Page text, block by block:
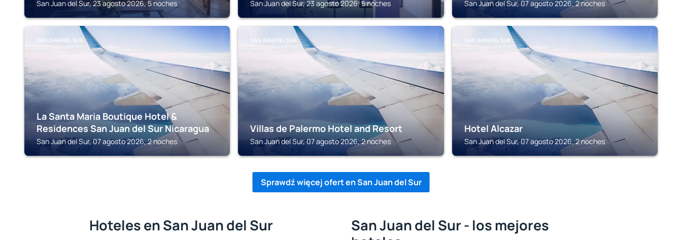
San Juan del Sur, 23 agosto 2026, 5 noches San Juan del Sur, 23 agosto 2026, 5 noches San Juan del Sur, 07 agosto 2026, 2 noches
SAN JUAN DEL SUR
La Santa Maria Boutique Hotel &
Residences San Juan del Sur Nicaragua
San Juan del Sur, 07 agosto 2026, 2 noches
SAN JUAN DEL SUR
Villas de Palermo Hotel and Resort
San Juan del Sur, 07 agosto 2026, 2 noches
SAN JUAN DEL SUR
Hotel Alcazar
San Juan del Sur, 07 agosto 2026, 2 noches
Sprawdź więcej ofert en San Juan del Sur
Hoteles en San Juan del Sur
San Juan del Sur - los mejores